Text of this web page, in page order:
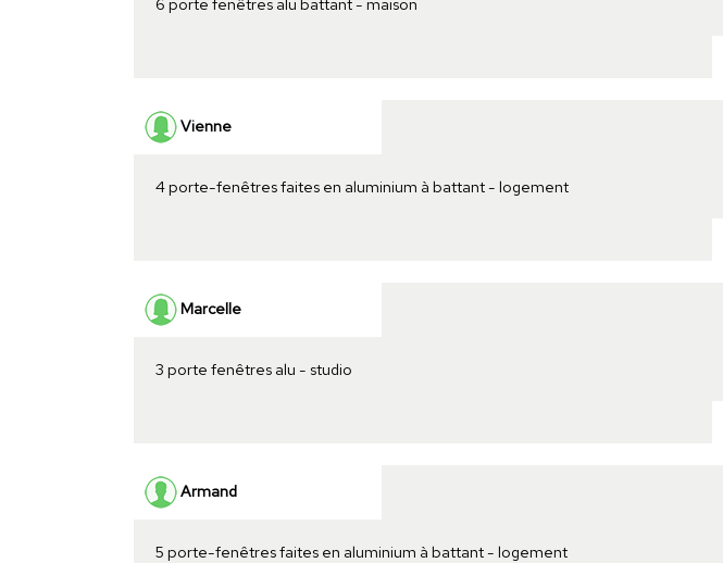
Vienne
4 porte-fenêtres faites en aluminium à battant - logement
Marcelle
3 porte fenêtres alu - studio
Armand
5 porte-fenêtres faites en aluminium à battant - logement